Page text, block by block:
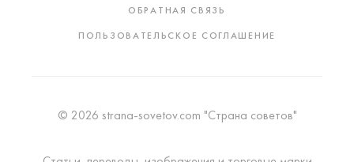
ОБРАТНАЯ СВЯЗЬ
ПОЛЬЗОВАТЕЛЬСКОЕ СОГЛАШЕНИЕ
© 2026 strana-sovetov.com "Страна советов"